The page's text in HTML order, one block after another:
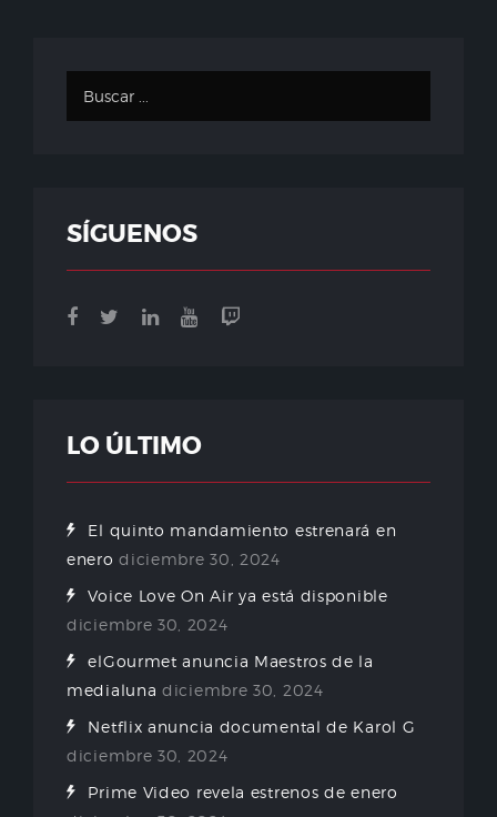
SÍGUENOS
LO ÚLTIMO
El quinto mandamiento estrenará en
enero diciembre 30, 2024
Voice Love On Air ya está disponible
diciembre 30, 2024
elGourmet anuncia Maestros de la
medialuna diciembre 30, 2024
Netflix anuncia documental de Karol G
diciembre 30, 2024
Prime Video revela estrenos de enero